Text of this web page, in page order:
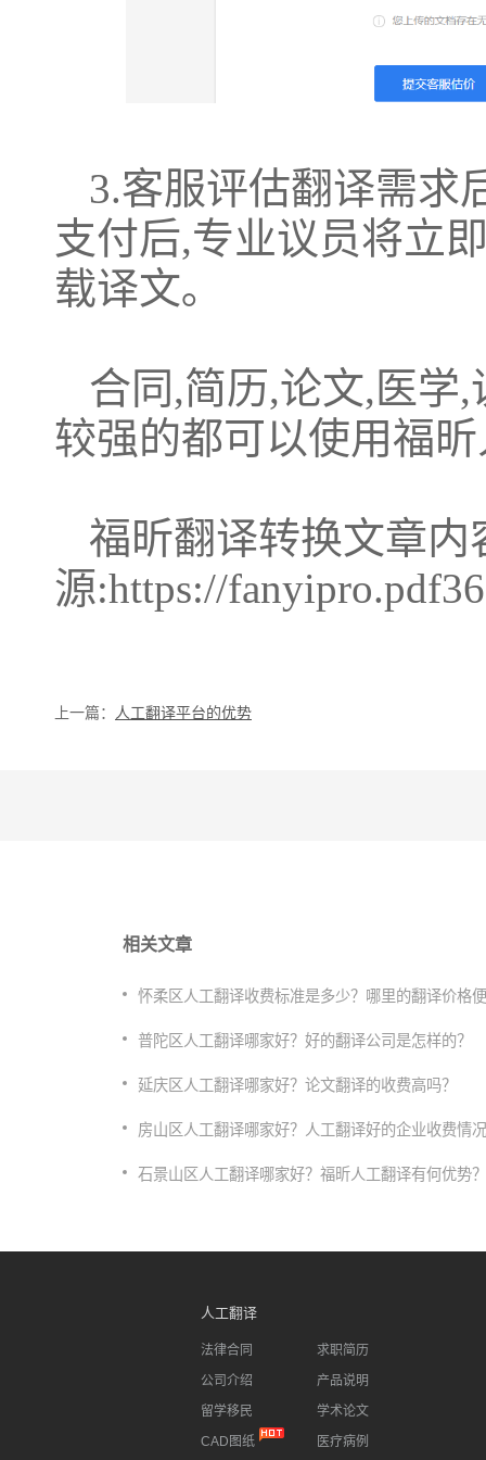
3.客服评估翻译需求
支付后,专业议员将立
载译文｡
合同,简历,论文,医学,
较强的都可以使用福
福昕翻译转换文章内
源:https://
上一篇： 人工翻译平台的优势
相关文章
怀柔区人工翻译收费标准是多少？哪里的翻译价格
普陀区人工翻译哪家好？好的翻译公司是怎样的？
延庆区人工翻译哪家好？论文翻译的收费高吗？
房山区人工翻译哪家好？人工翻译好的企业收费情
石景山区人工翻译哪家好？福昕人工翻译有何优势？
人工翻译
法律合同
公司介绍
留学移民
CAD图纸
求职简历
产品说明
学术论文
医疗病例